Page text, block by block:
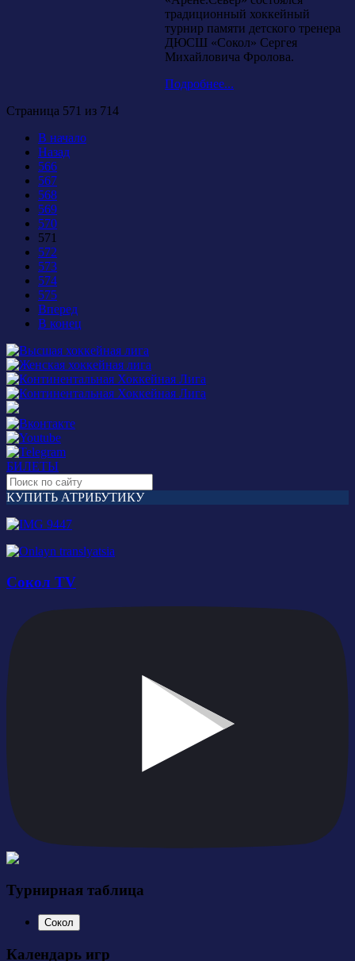
традиционный хоккейный
турнир памяти детского тренера
ДЮСШ «Сокол» Сергея
Михайловича Фролова.
Подробнее...
Страница 571 из 714
В начало
Назад
566
567
568
569
570
571
572
573
574
575
Вперед
В конец
БИЛЕТЫ
КУПИТЬ АТРИБУТИКУ
Сокол TV
Турнирная таблица
Сокол
Календарь игр